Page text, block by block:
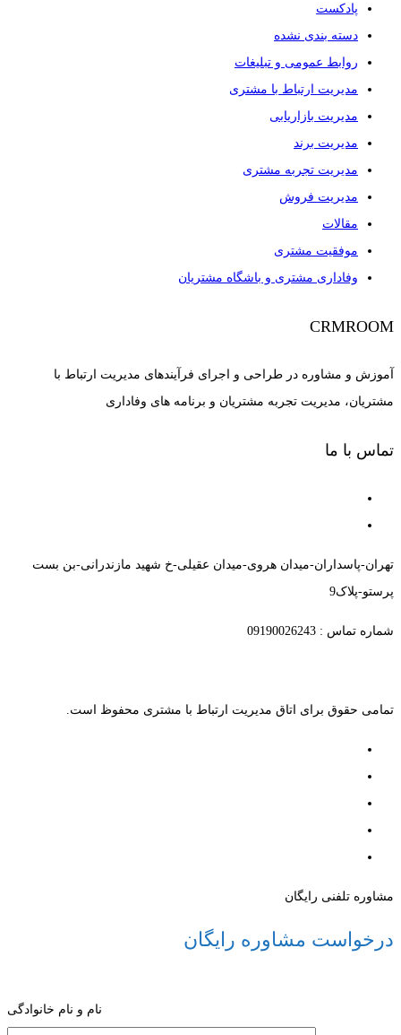
پادکست
دسته بندی نشده
روابط عمومی و تبلیغات
مدیریت ارتباط با مشتری
مدیریت بازاریابی
مدیریت برند
مدیریت تجربه مشتری
مدیریت فروش
مقالات
موفقیت مشتری
وفاداری مشتری و باشگاه مشتریان
CRMROOM
آموزش و مشاوره در طراحی و اجرای فرآیندهای مدیریت ارتباط با
مشتریان، مدیریت تجربه مشتریان و برنامه های وفاداری
تماس با ما
تهران-پاسداران-میدان هروی-میدان عقیلی-خ شهید مازندرانی-بن بست
پرستو-پلاک9
شماره تماس : 09190026243
تمامی حقوق برای اتاق مدیریت ارتباط با مشتری محفوظ است.
مشاوره تلفنی رایگان
درخواست مشاوره رایگان
نام و نام خانوادگی